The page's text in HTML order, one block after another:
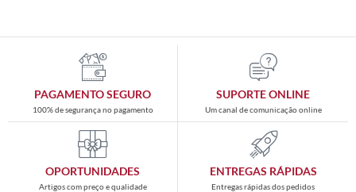
PAGAMENTO SEGURO
100% de segurança no pagamento
SUPORTE ONLINE
Um canal de comunicação online
OPORTUNIDADES
Artigos com preço e qualidade
ENTREGAS RÁPIDAS
Entregas rápidas dos pedidos